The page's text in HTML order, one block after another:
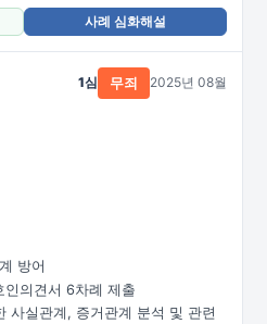
사례 심화해설
1심 무죄 2025년 08월
방어
의견서 6차례 제출
사실관계, 증거관계 분석 및 관련